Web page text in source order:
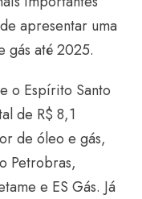
apresentar uma
gás até 2025.
o Espírito Santo
de R$ 8,1
de óleo e gás,
Petrobras,
e ES Gás. Já